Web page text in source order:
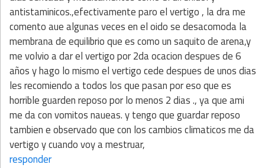
antistaminicos.,efectivamente paro el vertigo , la dra me
comento aue algunas veces en el oido se desacomoda la
membrana de equilibrio que es como un saquito de arena,y
me volvio a dar el vertigo por 2da ocacion despues de 6
años y hago lo mismo el vertigo cede despues de unos dias
les recomiendo a todos los que pasan por eso que es
horrible guarden reposo por lo menos 2 dias ., ya que ami
me da con vomitos naueas. y tengo que guardar reposo
tambien e observado que con los cambios climaticos me da
vertigo y cuando voy a mestruar,
responder